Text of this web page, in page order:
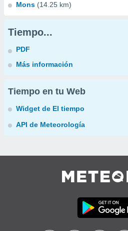
Mons (14.25 km)
Tiempo...
PDF
Más información
Tiempo en tu Web
Widget de El tiempo
API de Meteorología